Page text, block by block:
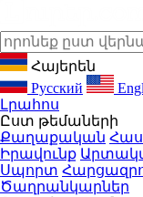
Հայերեն
Русский
Լրահոս
Ըստ թեմաների
Քաղաքական
Իրավունք
Սպորտ
Ծաղրանկարներ